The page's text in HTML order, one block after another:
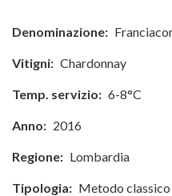
Denominazione:
Vitigni: Chardonnay
Temp. servizio: 6-8°C
Anno: 2016
Regione: Lombardia
Tipologia: Metodo classico